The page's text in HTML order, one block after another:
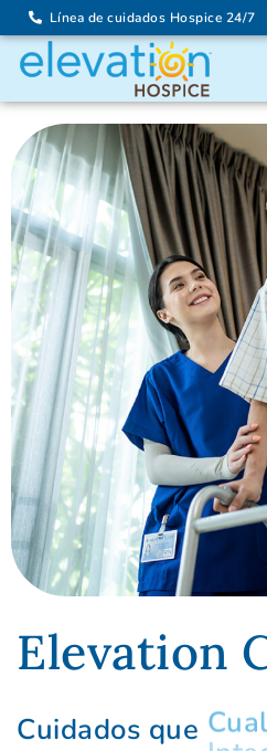
Línea de cuidados Hospice 24/7
Elevation
Cuidados que